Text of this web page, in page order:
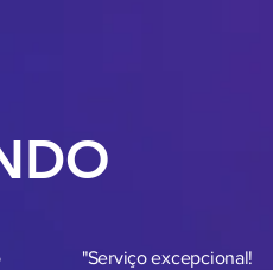
"Serviço excepcional!